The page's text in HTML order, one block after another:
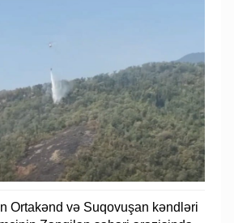
Ortakənd və Suqovuşan kəndləri